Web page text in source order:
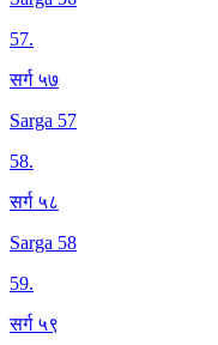
57.
सर्ग ५७
Sarga 57
58.
सर्ग ५८
Sarga 58
59.
सर्ग ५९